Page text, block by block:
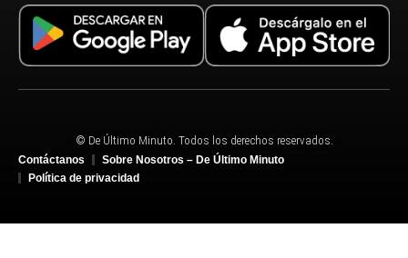
© De Último Minuto. Todos los derechos reservados.
Contáctanos
Sobre Nosotros – De Último Minuto
Política de privacidad